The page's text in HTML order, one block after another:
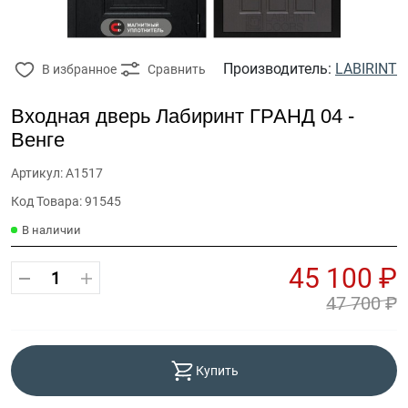
В избранное Сравнить Производитель: LABIRINT
Входная дверь Лабиринт ГРАНД 04 -
Венге
Артикул: А1517
Код Товара: 91545
В наличии
45 100 ₽
47 700 ₽
Купить